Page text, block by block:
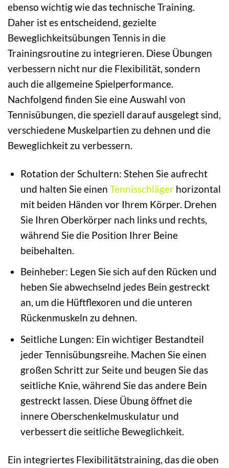
ebenso wichtig wie das technische Training.
Daher ist es entscheidend, gezielte
Beweglichkeitsübungen Tennis in die
Trainingsroutine zu integrieren. Diese Übungen
verbessern nicht nur die Flexibilität, sondern
auch die allgemeine Spielperformance.
Nachfolgend finden Sie eine Auswahl von
Tennisübungen, die speziell darauf ausgelegt sind,
verschiedene Muskelpartien zu dehnen und die
Beweglichkeit zu verbessern.
Rotation der Schultern: Stehen Sie aufrecht
und halten Sie einen Tennisschlägerhorizontal
mit beiden Händen vor Ihrem Körper. Drehen
Sie Ihren Oberkörper nach links und rechts,
während Sie die Position Ihrer Beine
beibehalten.
Beinheber: Legen Sie sich auf den Rücken und
heben Sie abwechselnd jedes Bein gestreckt
an, um die Hüftflexoren und die unteren
Rückenmuskeln zu dehnen.
Seitliche Lungen: Ein wichtiger Bestandteil
jeder Tennisübungsreihe. Machen Sie einen
großen Schritt zur Seite und beugen Sie das
seitliche Knie, während Sie das andere Bein
gestreckt lassen. Diese Übung öffnet die
innere Oberschenkelmuskulatur und
verbessert die seitliche Beweglichkeit.
Ein integriertes Flexibilitätstraining, das die oben